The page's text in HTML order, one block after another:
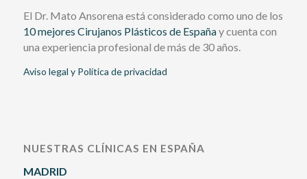
El Dr. Mato Ansorena está considerado como uno de los
10 mejores Cirujanos Plásticos de Españay cuenta con
una experiencia profesional de más de 30 años.
Aviso legal y Política de privacidad
NUESTRAS CLÍNICAS EN ESPAÑA
MADRID